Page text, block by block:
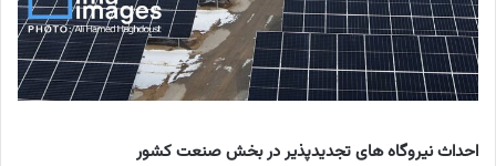
احداث نیروگاه های تجدیدپذیر در بخش صنعت کشور